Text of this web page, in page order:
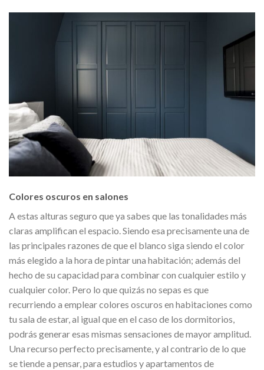
Colores oscuros en salones
A estas alturas seguro que ya sabes que las tonalidades más
claras amplifican el espacio. Siendo esa precisamente una de
las principales razones de que el blanco siga siendo el color
más elegido a la hora de pintar una habitación; además del
hecho de su capacidad para combinar con cualquier estilo y
cualquier color. Pero lo que quizás no sepas es que
recurriendo a emplear colores oscuros en habitaciones como
tu sala de estar, al igual que en el caso de los dormitorios,
podrás generar esas mismas sensaciones de mayor amplitud.
Una recurso perfecto precisamente, y al contrario de lo que
se tiende a pensar, para estudios y apartamentos de